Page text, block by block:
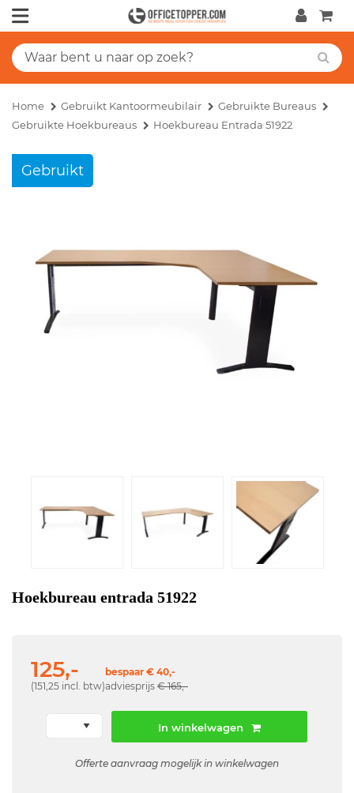
Home Gebruikt Kantoormeubilair
Gebruikte Bureaus
Gebruikte Hoekbureaus
Hoekbureau Entrada 51922
Gebruikt
Hoekbureau entrada 51922
125,-
(151,25 incl. btw)
bespaar € 40,-
adviesprijs € 165,-
In winkelwagen
Offerte aanvraag mogelijk in winkelwagen